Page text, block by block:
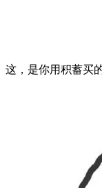
这，是你用积蓄买